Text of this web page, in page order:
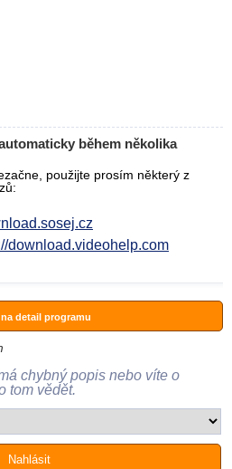
během několika
použijte prosím některý z
download.videohelp.com
detail programu
chybný popis nebo víte o
tom vědět.